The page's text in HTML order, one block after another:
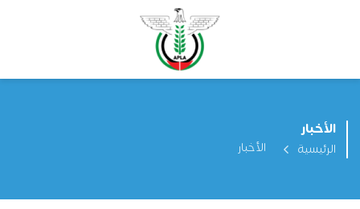
الأخبار
الرئيسية الأخبار